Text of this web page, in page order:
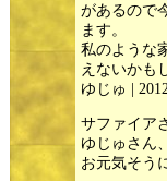
があるので
ます。
私のような
えないかも
ゆじゅ |
サファイア
ゆじゅさん
お元気そう